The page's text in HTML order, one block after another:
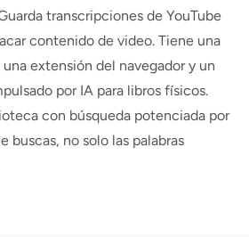
transcripciones de YouTube
contenido de video. Tiene una
extensión del navegador y un
por IA para libros físicos.
con búsqueda potenciada por
buscas, no solo las palabras